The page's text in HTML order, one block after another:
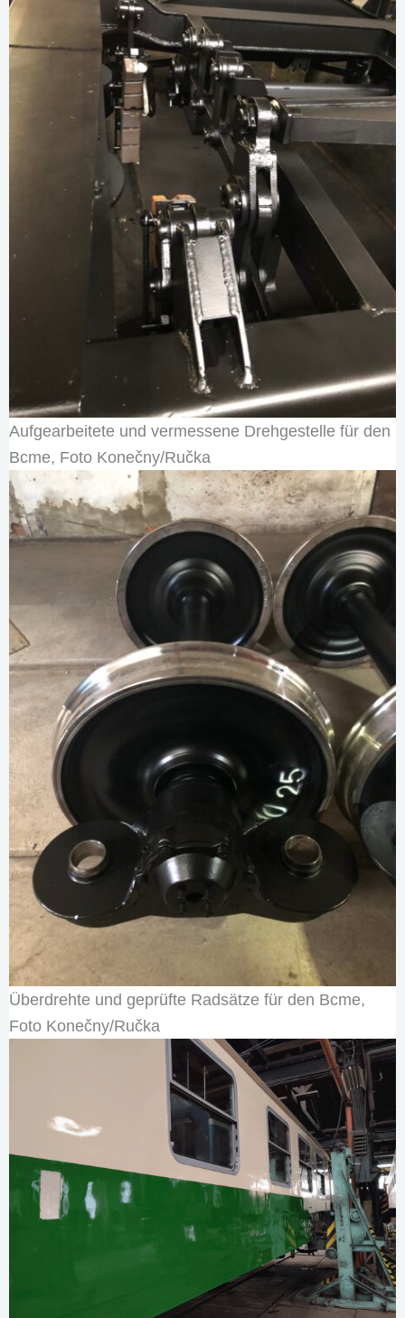
Aufgearbeitete und vermessene Drehgestelle für den
Bcme, Foto Konečny/Ručka
Überdrehte und geprüfte Radsätze für den Bcme,
Foto Konečny/Ručka